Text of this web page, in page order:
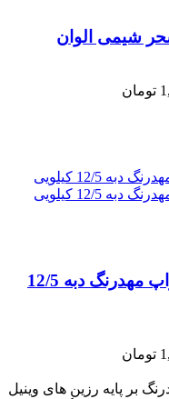
رنگ نیم پلاستیک سفید مات ساتراپ مهدرنگ دبه 12/5
بر پایه رزین های وینیل